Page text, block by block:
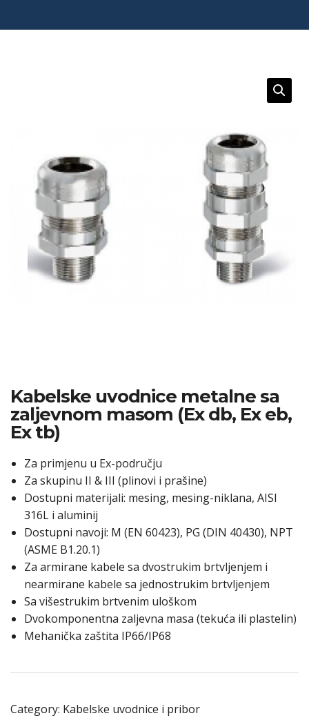
Kabelske uvodnice metalne sa
zaljevnom masom (Ex db, Ex eb,
Ex tb)
Za primjenu u Ex-području
Za skupinu II & III (plinovi i prašine)
Dostupni materijali: mesing, mesing-niklana, AISI
316L i aluminij
Dostupni navoji: M (EN 60423), PG (DIN 40430), NPT
(ASME B1.20.1)
Za armirane kabele sa dvostrukim brtvljenjem i
nearmirane kabele sa jednostrukim brtvljenjem
Sa višestrukim brtvenim uloškom
Dvokomponentna zaljevna masa (tekuća ili plastelin)
Mehanička zaštita IP66/IP68
Category: Kabelske uvodnice i pribor